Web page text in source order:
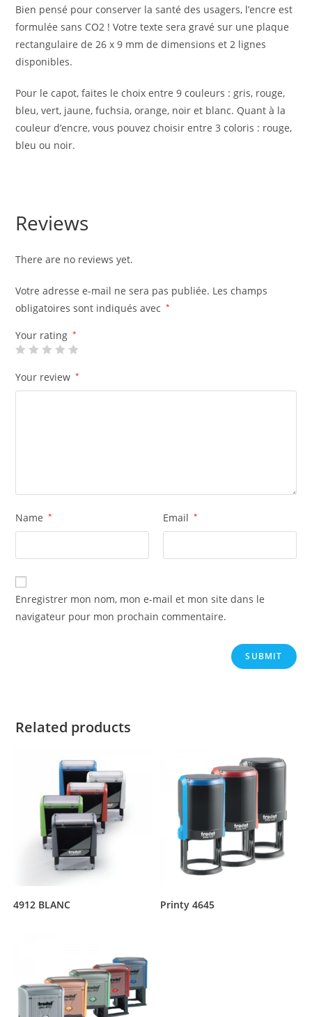
Bien pensé pour conserver la santé des usagers, l’encre est
formulée sans CO2 ! Votre texte sera gravé sur une plaque
rectangulaire de 26 x 9 mm de dimensions et 2 lignes
disponibles.
Pour le capot, faites le choix entre 9 couleurs : gris, rouge,
bleu, vert, jaune, fuchsia, orange, noir et blanc. Quant à la
couleur d’encre, vous pouvez choisir entre 3 coloris : rouge,
bleu ou noir.
Reviews
There are no reviews yet.
Votre adresse e-mail ne sera pas publiée. Les champs
obligatoires sont indiqués avec
*
Your rating *
Your review *
Name * Email *
Enregistrer mon nom, mon e-mail et mon site dans le
navigateur pour mon prochain commentaire.
Related products
4912 BLANC Printy 4645